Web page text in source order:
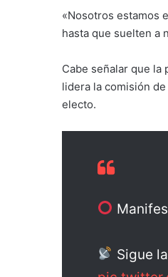
«Nosotros estamos
hasta que suelten a
Cabe señalar que
lidera la comisión
electo.
Sigue